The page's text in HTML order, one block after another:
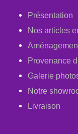
Présentation
Nos articles
Provenance
Galerie
Notre
Livraison